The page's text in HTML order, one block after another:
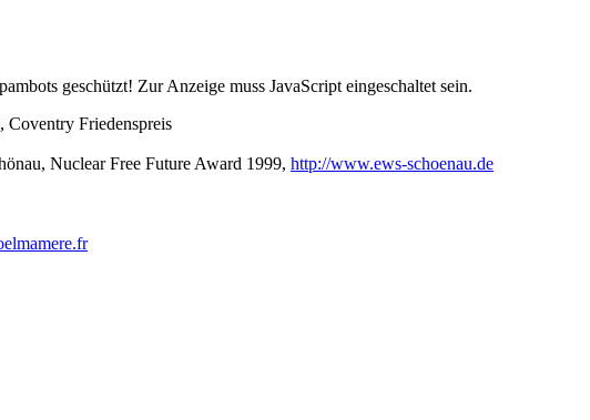
geschützt! Zur Anzeige muss JavaScript eingeschaltet sein.
Coventry Friedenspreis
Nuclear Free Future Award 1999, http://www.ews-schoenau.de